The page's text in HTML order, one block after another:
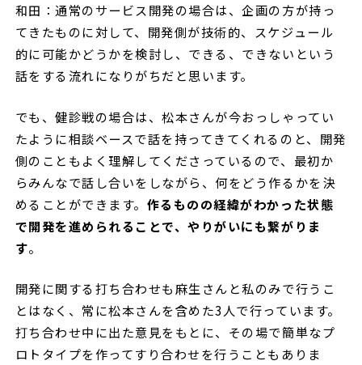
和田：通常のサービス開発の場合は、企画の方が持っ
てきたものに対して、開発側が技術的、スケジュール
的に可能かどうかを検討し、できる、できないという
話をする流れになりがちだと思います。
でも、健診戦の場合は、松本さんが今おっしゃってい
たように相談ベースで話を持ってきてくれるのと、開発
側のこともよく理解してくださっているので、最初か
らみんなで話し合いをしながら、何をどう作るかを決
めることができます。 作るものの経緯がわかった状態
で開発を進められることで、やりがいにも繋がりま
す。
開発に関する打ち合わせも麻生さんと私のみで行うこ
とはなく、常に松本さんを含めた3人で行っています。
打ち合わせ中に出た意見をもとに、その場で簡単なプ
ロトタイプを作ってすり合わせを行うこともありま